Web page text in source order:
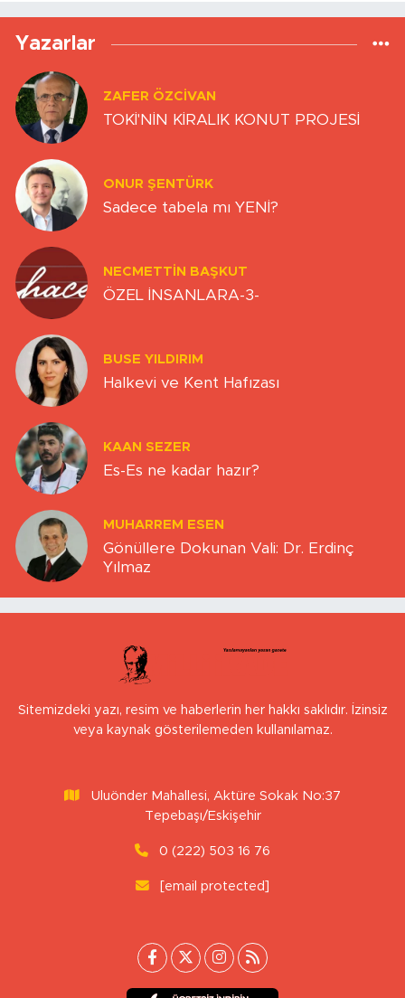
Yazarlar
ZAFER ÖZCIVAN
TOKİ'NİN KİRALIK KONUT PROJESİ
ONUR ŞENTÜRK
Sadece tabela mı YENİ?
NECMETTIN BAŞKUT
ÖZEL İNSANLARA-3-
BUSE YILDIRIM
Halkevi ve Kent Hafızası
KAAN SEZER
Es-Es ne kadar hazır?
MUHARREM ESEN
Gönüllere Dokunan Vali: Dr. Erdinç
Yılmaz
Sitemizdeki yazı, resim ve haberlerin her hakkı saklıdır. İzinsiz
veya kaynak gösterilemeden kullanılamaz.
Uluönder Mahallesi, Aktüre Sokak No:37
Tepebaşı/Eskişehir
0 (222) 503 16 76
[email protected]